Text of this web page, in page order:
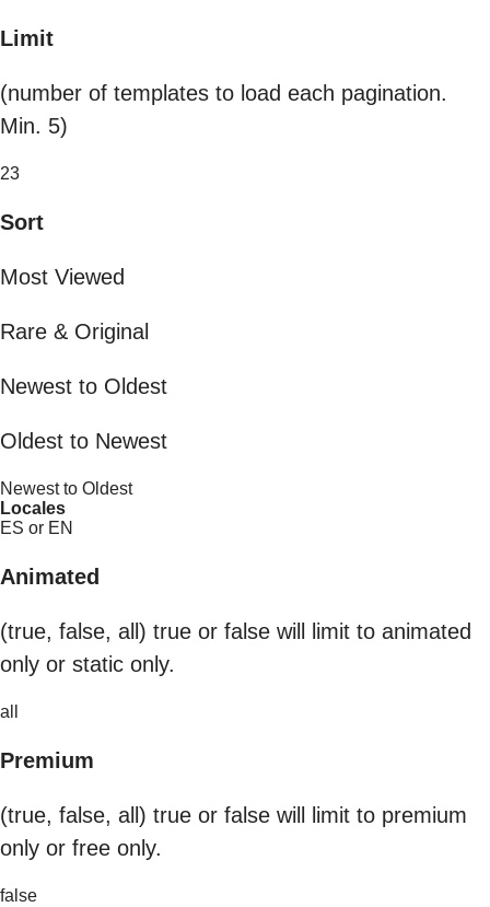
Limit
(number of templates to load each pagination.
Min. 5)
23
Sort
Most Viewed
Rare & Original
Newest to Oldest
Oldest to Newest
Newest to Oldest
Locales
ES or EN
Animated
(true, false, all) true or false will limit to animated
only or static only.
all
Premium
(true, false, all) true or false will limit to premium
only or free only.
false